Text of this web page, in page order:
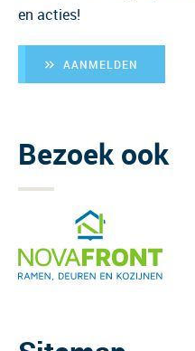
en acties!
AANMELDEN
Bezoek ook